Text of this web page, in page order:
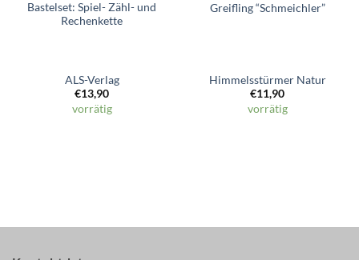
Bastelset: Spiel- Zähl- und
Rechenkette
ALS-Verlag
€13,90
vorrätig
Greifling “Schmeichler”
Himmelsstürmer Natur
€11,90
vorrätig